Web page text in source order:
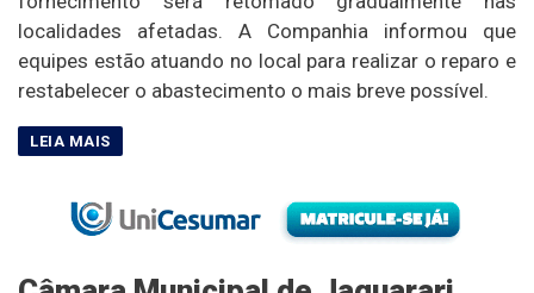
localidades afetadas. A Companhia informou que
equipes estão atuando no local para realizar o reparo e
restabelecer o abastecimento o mais breve possível.